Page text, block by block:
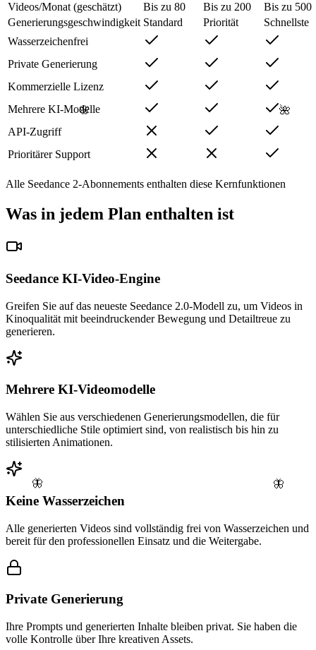
🦋
🌸
🦋
🌺
Videos/Monat (geschätzt)
Bis zu 80 Bis zu 200
Bis zu 500
Generierungsgeschwindigkeit Standard Priorität
Schnellste
Wasserzeichenfrei
Private Generierung
Kommerzielle Lizenz
Mehrere KI-Modelle
API-Zugriff
Prioritärer Support
Alle Seedance 2-Abonnements enthalten diese Kernfunktionen
Was in jedem Plan enthalten ist
Seedance KI-Video-Engine
Greifen Sie auf das neueste Seedance 2.0-Modell zu, um Videos in
Kinoqualität mit beeindruckender Bewegung und Detailtreue zu
generieren.
Mehrere KI-Videomodelle
Wählen Sie aus verschiedenen Generierungsmodellen, die für
unterschiedliche Stile optimiert sind, von realistisch bis hin zu
stilisierten Animationen.
Keine Wasserzeichen
Alle generierten Videos sind vollständig frei von Wasserzeichen und
bereit für den professionellen Einsatz und die Weitergabe.
Private Generierung
Ihre Prompts und generierten Inhalte bleiben privat. Sie haben die
volle Kontrolle über Ihre kreativen Assets.